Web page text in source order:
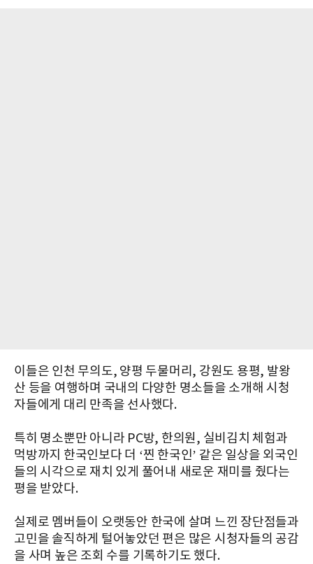
이들은 인천 무의도, 양평 두물머리, 강원도 용평, 발왕
산 등을 여행하며 국내의 다양한 명소들을 소개해 시청
자들에게 대리 만족을 선사했다.
특히 명소뿐만 아니라 PC방, 한의원, 실비김치 체험과
먹방까지 한국인보다 더 ‘찐 한국인’ 같은 일상을 외국인
들의 시각으로 재치 있게 풀어내 새로운 재미를 줬다는
평을 받았다.
실제로 멤버들이 오랫동안 한국에 살며 느낀 장단점들과
고민을 솔직하게 털어놓았던 편은 많은 시청자들의 공감
을 사며 높은 조회 수를 기록하기도 했다.